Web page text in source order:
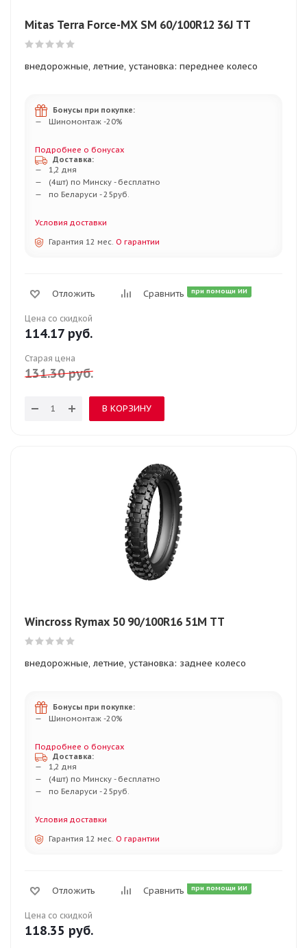
Mitas Terra Force-MX SM 60/100R12 36J TT
внедорожные, летние, установка: переднее колесо
Бонусы при покупке:
Шиномонтаж -20%
Подробнее о бонусах
Доставка:
1,2 дня
(4шт) по Минску - бесплатно
по Беларуси - 25руб.
Условия доставки
Гарантия 12 мес. О гарантии
Отложить Сравнить при помощи ИИ
Цена со скидкой
114.17 руб.
Старая цена
131.30руб.
В КОРЗИНУ
Wincross Rymax 50 90/100R16 51M TT
внедорожные, летние, установка: заднее колесо
Бонусы при покупке:
Шиномонтаж -20%
Подробнее о бонусах
Доставка:
1,2 дня
(4шт) по Минску - бесплатно
по Беларуси - 25руб.
Условия доставки
Гарантия 12 мес. О гарантии
Отложить Сравнить при помощи ИИ
Цена со скидкой
118.35 руб.